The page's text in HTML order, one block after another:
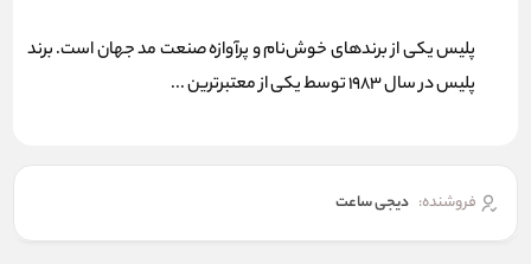
پلیس یکی از برندهای خوش‌نام و پرآوازه صنعت مد جهان است. برند
پلیس در سال 1983 توسط یکی از معتبرترین ...
فروشنده: دیجی ساعت